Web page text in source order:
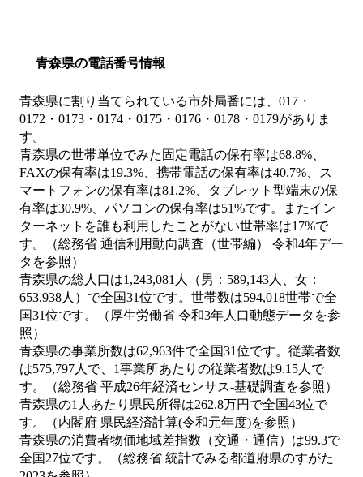
青森県の電話番号情報
青森県に割り当てられている市外局番には、017・
0172・0173・0174・0175・0176・0178・0179がありま
す。
青森県の世帯単位でみた固定電話の保有率は68.8%、
FAXの保有率は19.3%、携帯電話の保有率は40.7%、ス
マートフォンの保有率は81.2%、タブレット型端末の保
有率は30.9%、パソコンの保有率は51%です。またイン
ターネットを誰も利用したことがない世帯率は17%で
す。（総務省 通信利用動向調査（世帯編） 令和4年デー
タを参照）
青森県の総人口は1,243,081人（男：589,143人、女：
653,938人）で全国31位です。世帯数は594,018世帯で全
国31位です。（厚生労働省 令和3年人口動態データを参
照）
青森県の事業所数は62,963件で全国31位です。従業者数
は575,797人で、1事業所あたりの従業者数は9.15人で
す。（総務省 平成26年経済センサス‐基礎調査を参照）
青森県の1人あたり県民所得は262.8万円で全国43位で
す。（内閣府 県民経済計算(令和元年度)を参照）
青森県の消費者物価地域差指数（交通・通信）は99.3で
全国27位です。（総務省 統計でみる都道府県のすがた